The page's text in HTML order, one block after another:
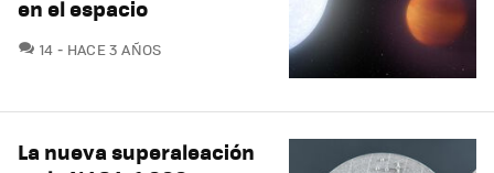
en el espacio
14 COMENTARIOS
HACE 3 AÑOS
La nueva superaleación